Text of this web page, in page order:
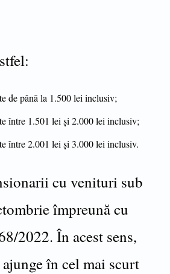
de până la 1.500 lei inclusiv;
între 1.501 lei și 2.000 lei inclusiv;
între 2.001 lei și 3.000 lei inclusiv.
cu venituri sub
împreună cu
2022. În acest sens,
în cel mai scurt